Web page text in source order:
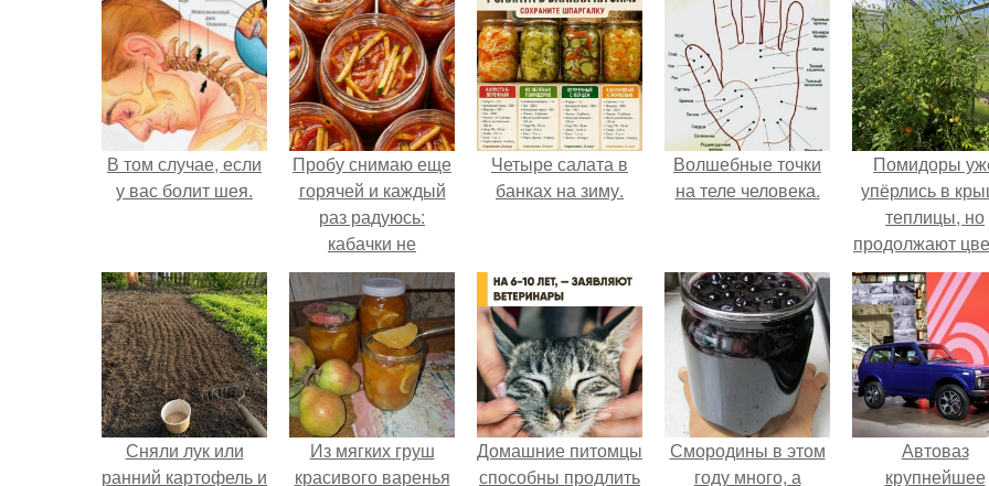
В том случае, если
у вас болит шея.
Пробу снимаю еще
горячей и каждый
раз радуюсь:
кабачки не
развариваются, а
соус получается
густым и
пикантным.
Четыре салата в
банках на зиму.
Волшебные точки
на теле человека.
Помидоры
упёрлись в
теплицы, но
продолжают
как
Сняли лук или
ранний картофель и
Из мягких груш
красивого варенья
Домашние питомцы
способны продлить
Смородины в этом
году много, а
Автоваз
крупнейшее